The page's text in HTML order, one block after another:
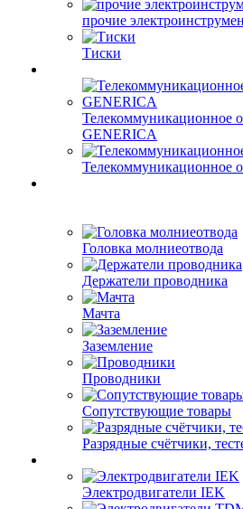
прочие
Тиски
Телекоммуникационное
GENERICA
Телекоммуникационное
Головка молниеотвода
Держатели проводника
Мачта
Заземление
Проводники
Сопутствующие товары
Разрядные счётчики,
Электродвигатели IEK